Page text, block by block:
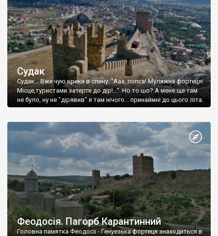
Судак
Судак... Вже чую крики в спину: "Ааа, попса! Муляжна фортеця!
Місце,туристами затерте до дір!..." Но то шо? А мене ще там
не було, ну не "дірявив" я там нічого... принаймні до цього літа.
Феодосія. Пагорб Карантинний
Головна памятка Феодосії - Генуезька фортеця знаходиться в